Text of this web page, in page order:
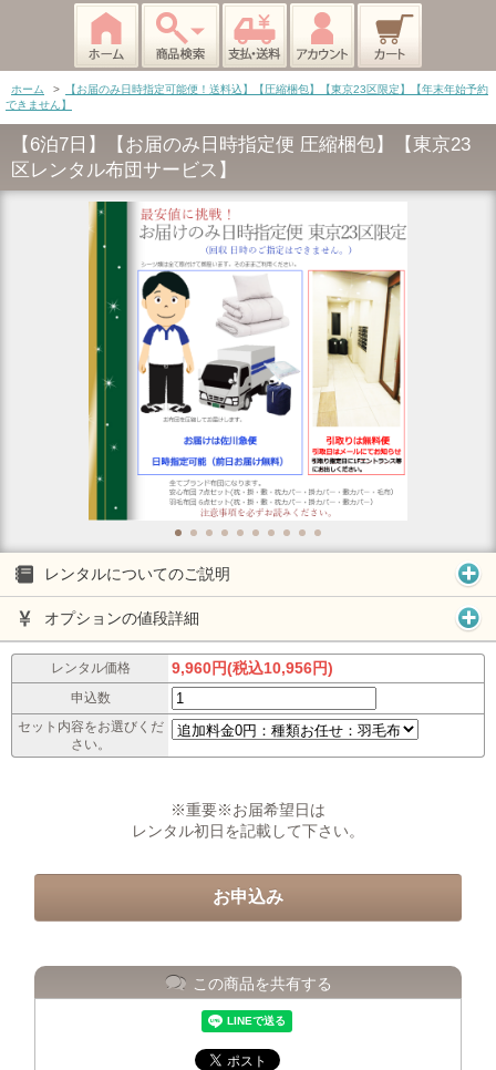
ホーム >
【お届のみ日時指定可能便！送料込】【圧縮梱包】【東京23区限定】【年末年始予約
できません】
【6泊7日】【お届のみ日時指定便 圧縮梱包】【東京23
区レンタル布団サービス】
レンタルについてのご説明
オプションの値段詳細
レンタル価格 9,960円(税込10,956円)
申込数
セット内容をお選びくだ
さい。
※重要※お届希望日は
レンタル初日を記載して下さい。
この商品を共有する